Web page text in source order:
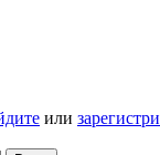
или